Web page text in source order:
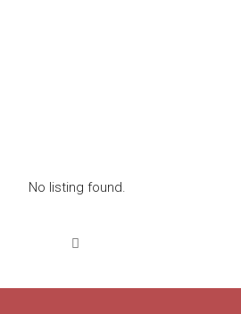
No listing found.